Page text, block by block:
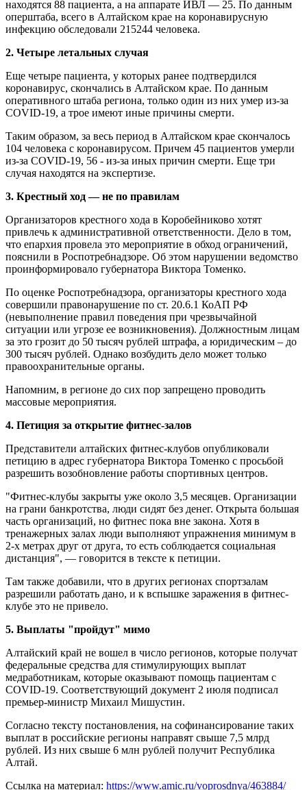
находятся 88 пациента, а на аппарате ИВЛ — 25. По данным
оперштаба, всего в Алтайском крае на коронавирусную
инфекцию обследовали 215244 человека.
2. Четыре летальных случая
Еще четыре пациента, у которых ранее подтвердился
коронавирус, скончались в Алтайском крае. По данным
оперативного штаба региона, только один из них умер из-за
COVID-19, а трое имеют иные причины смерти.
Таким образом, за весь период в Алтайском крае скончалось
104 человека с коронавирусом. Причем 45 пациентов умерли
из-за COVID-19, 56 - из-за иных причин смерти. Еще три
случая находятся на экспертизе.
3. Крестный ход — не по правилам
Организаторов крестного хода в Коробейниково хотят
привлечь к административной ответственности. Дело в том,
что епархия провела это мероприятие в обход ограничений,
пояснили в Роспотребнадзоре. Об этом нарушении ведомство
проинформировало губернатора Виктора Томенко.
По оценке Роспотребнадзора, организаторы крестного хода
совершили правонарушение по ст. 20.6.1 КоАП РФ
(невыполнение правил поведения при чрезвычайной
ситуации или угрозе ее возникновения). Должностным лицам
за это грозит до 50 тысяч рублей штрафа, а юридическим – до
300 тысяч рублей. Однако возбудить дело может только
правоохранительные органы.
Напомним, в регионе до сих пор запрещено проводить
массовые мероприятия.
4. Петиция за открытие фитнес-залов
Представители алтайских фитнес-клубов опубликовали
петицию в адрес губернатора Виктора Томенко с просьбой
разрешить возобновление работы спортивных центров.
"Фитнес-клубы закрыты уже около 3,5 месяцев. Организации
на грани банкротства, люди сидят без денег. Открыта большая
часть организаций, но фитнес пока вне закона. Хотя в
тренажерных залах люди выполняют упражнения минимум в
2-х метрах друг от друга, то есть соблюдается социальная
дистанция", — говорится в тексте к петиции.
Там также добавили, что в других регионах спортзалам
разрешили работать дано, и к вспышке заражения в фитнес-
клубе это не привело.
5. Выплаты "пройдут" мимо
Алтайский край не вошел в число регионов, которые получат
федеральные средства для стимулирующих выплат
медработникам, которые оказывают помощь пациентам с
COVID-19. Соответствующий документ 2 июля подписал
премьер-министр Михаил Мишустин.
Согласно тексту постановления, на софинансирование таких
выплат в российские регионы направят свыше 7,5 млрд
рублей. Из них свыше 6 млн рублей получит Республика
Алтай.
Ссылка на материал: https://www.amic.ru/voprosdnya/463884/